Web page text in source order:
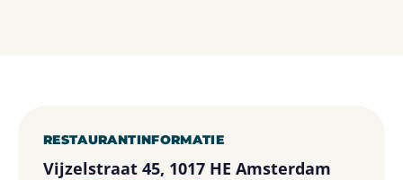
RESTAURANTINFORMATIE
Vijzelstraat 45, 1017 HE Amsterdam